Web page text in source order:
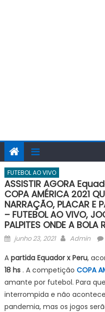
FUTEBOL AO VIVO
ASSISTIR AGORA
COPA AMÉRICA 2021
NARRAÇÃO, PLACAR E
– FUTEBOL AO VIVO,
PALPITES ONDE A BOLA
Posted
junho 23, 2021 Author
Admin
Apartida Equador x Peru,
18 hs . A competição COPA
amante por futebol. Para
interrompida e não
pandemia, mas os jogos